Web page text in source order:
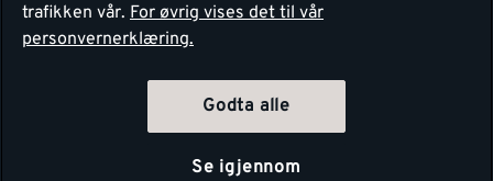
trafikken vår. For øvrig vises det til vår
personvernerklæring.
Godta alle
Se igjennom